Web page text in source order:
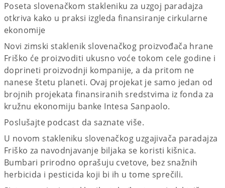
Poseta slovenačkom stakleniku za uzgoj paradajza
otkriva kako u praksi izgleda finansiranje cirkularne
ekonomije
Novi zimski staklenik slovenačkog proizvođača hrane
Friško će proizvoditi ukusno voće tokom cele godine i
doprineti proizvodnji kompanije, a da pritom ne
nanese štetu planeti. Ovaj projekat je samo jedan od
brojnih projekata finansiranih sredstvima iz fonda za
kružnu ekonomiju banke Intesa Sanpaolo.
Poslušajte podcast da saznate više.
U novom stakleniku slovenačkog uzgajivača paradajza
Friško za navodnjavanje biljaka se koristi kišnica.
Bumbari prirodno oprašuju cvetove, bez snažnih
herbicida i pesticida koji bi ih u tome sprečili.